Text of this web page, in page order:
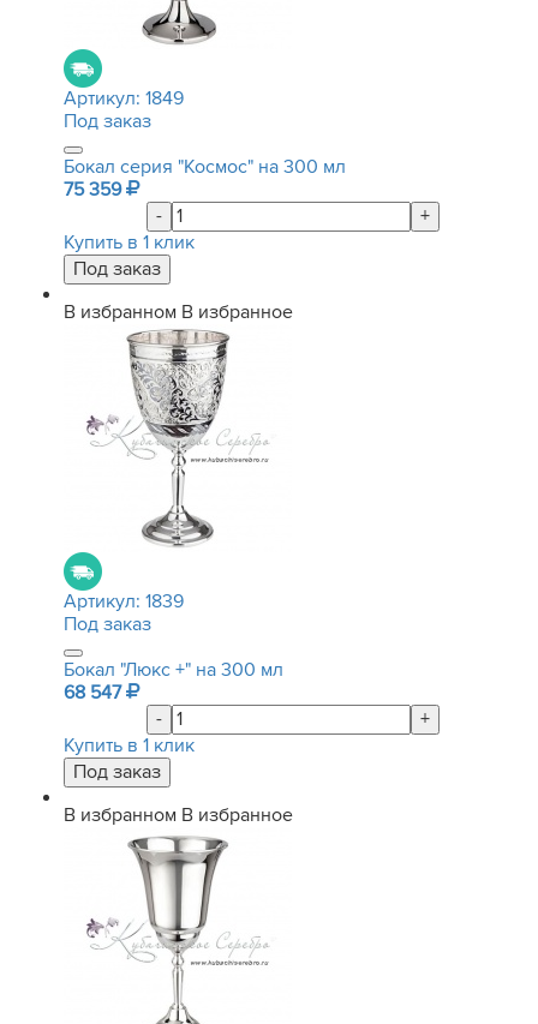
Артикул: 1849
Под заказ
Бокал серия "Космос" на 300 мл
75 359
-
+
Купить в 1 клик
В избранном В избранное
Артикул: 1839
Под заказ
Бокал "Люкс +" на 300 мл
68 547
-
+
Купить в 1 клик
В избранном В избранное